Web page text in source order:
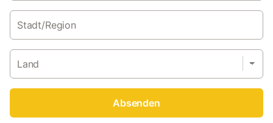
Stadt/Region
Land
Absenden